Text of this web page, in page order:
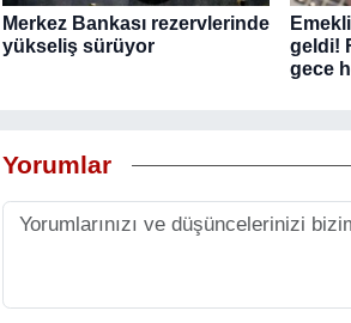
Merkez Bankası rezervlerinde
yükseliş sürüyor
geldi!
gece
Yorumlar